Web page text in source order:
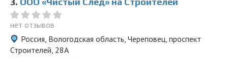
нет отзывов
Россия, Вологодская область, Череповец, проспект
Строителей, 28А